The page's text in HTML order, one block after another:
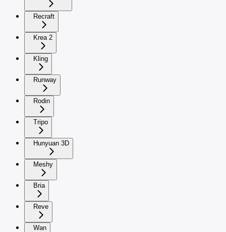
Recraft
Krea 2
Kling
Runway
Rodin
Tripo
Hunyuan 3D
Meshy
Bria
Reve
Wan